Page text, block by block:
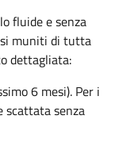
fluide e senza
muniti di tutta
dettagliata:
6 mesi). Per i
scattata senza